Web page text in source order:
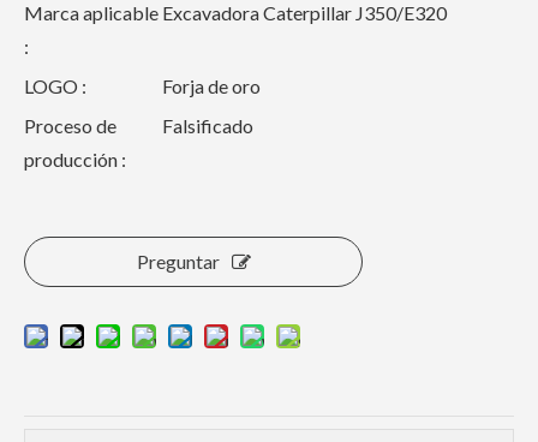
Marca aplicable
:
Excavadora Caterpillar J350/E320
LOGO :
Forja de oro
Proceso de
producción :
Falsificado
Preguntar